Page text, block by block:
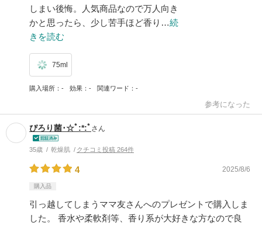
しまい後悔。人気商品なので万人向き
かと思ったら、少し苦手ほど香り…続
きを読む
75ml
購入場所 - 効果 - 関連ワード -
参考になった
ぴろり菌･☆ﾟ:*:ﾟ さん
35歳 乾燥肌 クチコミ投稿 264件
4 2025/8/6
購入品
引っ越してしまうママ友さんへのプレゼントで購入しま
した。 香水や柔軟剤等、香り系が大好きな方なので良